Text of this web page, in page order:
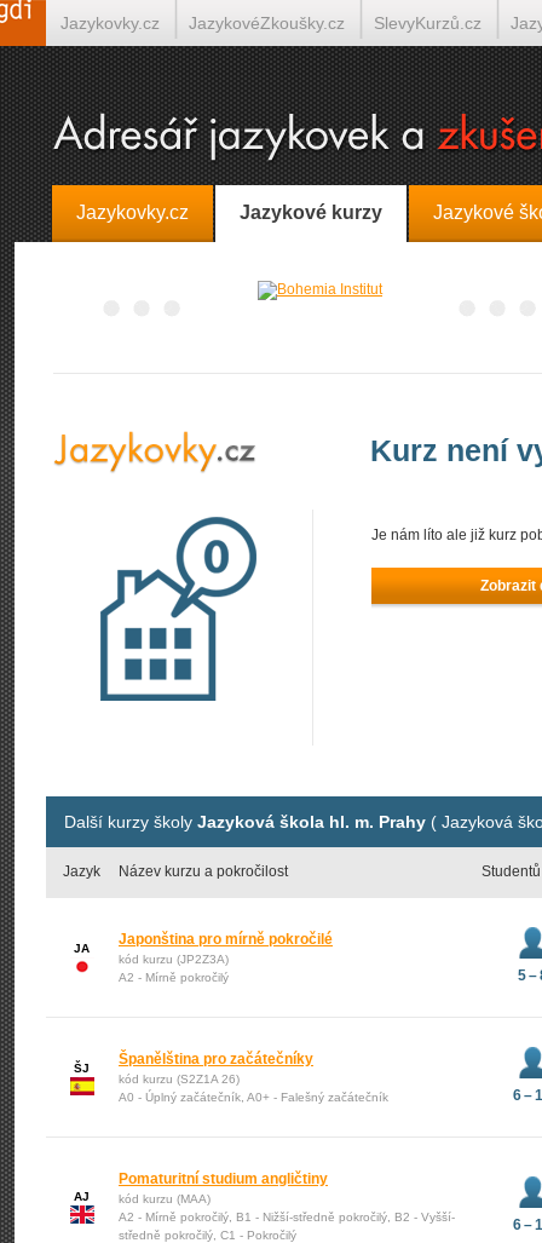
Jazykovky.cz Jazykové kurzy Jazykové
Kurz není
Je nám líto ale již kurz
Zobrazit
Další kurzy školy Jazyková škola hl. m. Prahy ( Jazyková
Jazyk Název kurzu a pokročilost Studentů
JA
Japonština pro mírně pokročilé
kód kurzu (JP2Z3A)
A2 - Mírně pokročilý
5 –
ŠJ
Španělština pro začátečníky
kód kurzu (S2Z1A 26)
A0 - Úplný začátečník, A0+ - Falešný začátečník
6 –
AJ
Pomaturitní studium angličtiny
kód kurzu (MAA)
A2 - Mírně pokročilý, B1 - Nižší-středně pokročilý, B2 - Vyšší-
středně pokročilý, C1 - Pokročilý
6 –
Jazykovky.cz JazykovéZkoušky.cz SlevyKurzů.cz
Španělština on-line Italština on-line Tlumočení-